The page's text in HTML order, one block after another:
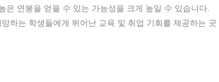
연봉을 얻을 수 있는 가능성을 크게 높일 수 있습니다.
하는 학생들에게 뛰어난 교육 및 취업 기회를 제공하는 곳